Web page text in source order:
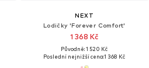
NEXT
Lodičky 'Forever Comfort'
1 368 Kč
Původně: 1 520 Kč
Poslední nejnižší cena:1 368 Kč